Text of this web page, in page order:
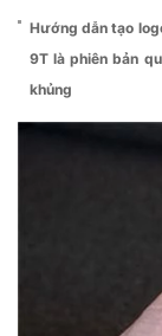
Hướng dẫn tạo
9T là phiên bản
khủng